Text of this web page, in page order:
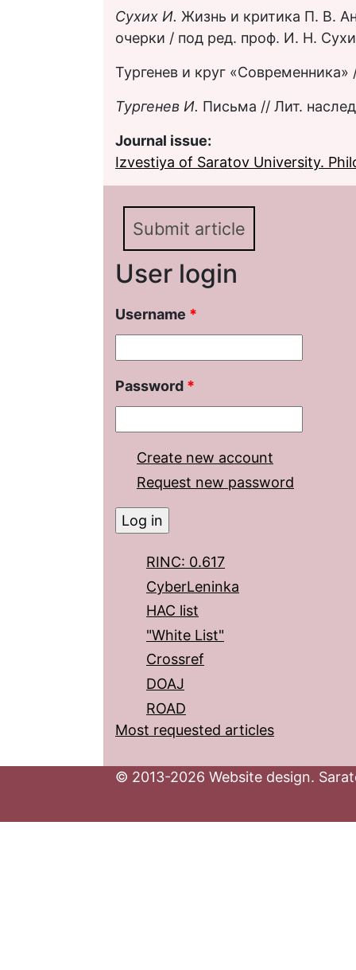
Сухих И. Жизнь и критика П. В.
очерки / под ред. проф. И. Н.
Тургенев и круг
Тургенев И. Письма // Лит.
Journal issue:
Izvestiya of Saratov University.
Submit article
User login
Username *
Password *
Create new account
Request new password
RINC: 0.617
CyberLeninka
HAC list
"White List"
Crossref
DOAJ
ROAD
Most requested articles
© 2013-2026 Website design.